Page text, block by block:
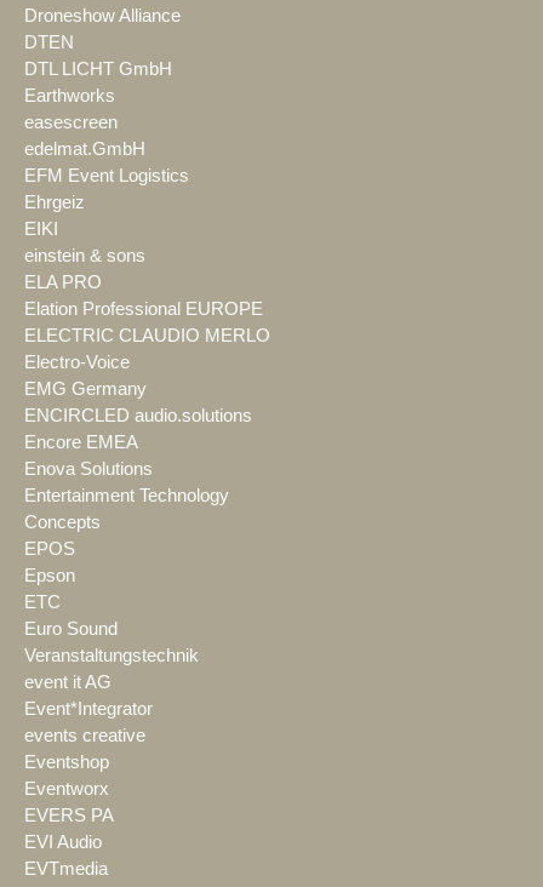
Droneshow Alliance
DTEN
DTL LICHT GmbH
Earthworks
easescreen
edelmat.GmbH
EFM Event Logistics
Ehrgeiz
EIKI
einstein & sons
ELA PRO
Elation Professional EUROPE
ELECTRIC CLAUDIO MERLO
Electro-Voice
EMG Germany
ENCIRCLED audio.solutions
Encore EMEA
Enova Solutions
Entertainment Technology
Concepts
EPOS
Epson
ETC
Euro Sound
Veranstaltungstechnik
event it AG
Event*Integrator
events creative
Eventshop
Eventworx
EVERS PA
EVI Audio
EVTmedia